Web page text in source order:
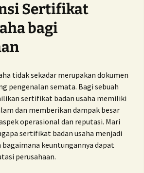
Sertifikat
bagi
tidak sekadar merupakan dokumen
pengenalan semata. Bagi sebuah
sertifikat badan usaha memiliki
dan memberikan dampak besar
operasional dan reputasi. Mari
sertifikat badan usaha menjadi
keuntungannya dapat
perusahaan.